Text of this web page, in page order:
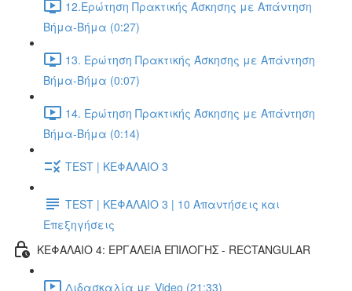
12.Ερώτηση Πρακτικής Άσκησης με Απάντηση
Βήμα-Βήμα (0:27)
13. Ερώτηση Πρακτικής Άσκησης με Απάντηση
Βήμα-Βήμα (0:07)
14. Ερώτηση Πρακτικής Άσκησης με Απάντηση
Βήμα-Βήμα (0:14)
TEST | ΚΕΦΑΛΑΙΟ 3
TEST | ΚΕΦΑΛΑΙΟ 3 | 10 Απαντήσεις και
Επεξηγήσεις
ΚΕΦΑΛΑΙΟ 4: ΕΡΓΑΛΕΙΑ ΕΠΙΛΟΓΗΣ - RECTANGULAR
Διδασκαλία με Video (21:33)